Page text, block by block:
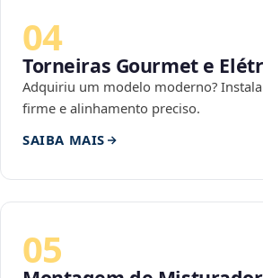
04
Torneiras Gourmet e
Adquiriu um modelo moderno?
firme e alinhamento preciso.
SAIBA MAIS
05